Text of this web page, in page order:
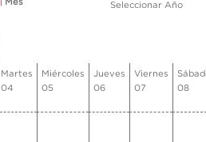
Mes
Seleccionar Año
Martes
04
Miércoles
05
Jueves
06
Viernes
07
08